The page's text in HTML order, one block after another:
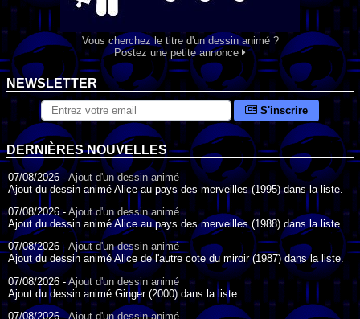
Vous cherchez le titre d'un dessin animé ?
Postez une petite annonce
NEWSLETTER
S'inscrire
DERNIÈRES NOUVELLES
07/08/2026 -Ajout d'un dessin animé
Ajout du dessin animé Alice au pays des merveilles (1995) dans la liste.
07/08/2026 -Ajout d'un dessin animé
Ajout du dessin animé Alice au pays des merveilles (1988) dans la liste.
07/08/2026 - Ajout d'un dessin animé
Ajout du dessin animé Alice de l'autre cote du miroir (1987) dans la liste.
07/08/2026 -Ajout d'un dessin animé
Ajout du dessin animé Ginger (2000) dans la liste.
07/08/2026 -Ajout d'un dessin animé